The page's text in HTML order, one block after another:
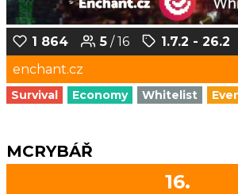
1 864 5 / 16
1.7.2 - 26.2
enchant.cz
Survival Economy Whitelist
MCRYBÁŘ
16.